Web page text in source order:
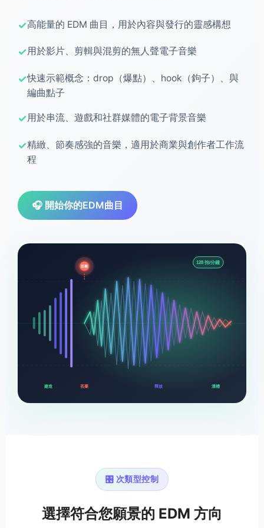
高能量的 EDM 曲目，用於內容與發行的靈感構想
用於影片、剪輯與混剪的無人聲電子音樂
快速示範概念：drop（爆點）、hook（鉤子）、與
編曲點子
用於串流、遊戲和社群媒體的電子背景音樂
精緻、節奏感強的音樂，適用於商業與創作者工作流
程
🎧 開始你的EDM曲目
丟棄
建造 丟棄 釋放 溝槽
128 拍/分鐘
🎛️ 次類型控制
選擇符合您願景的 EDM 方向